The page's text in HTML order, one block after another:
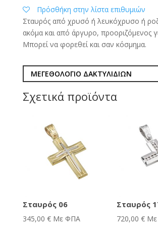
Πρόσθήκη στην λίστα επιθυμιών
Σταυρός από χρυσό ή λευκόχρυσο ή
ακόμα και από άργυρο, προοριζόμενος
Μπορεί να φορεθεί και σαν κόσμημα.
ΜΕΓΕΘΟΛΟΓΙΟ ΔΑΚΤΥΛΙΔΙΩΝ
Σχετικά προϊόντα
Σταυρός 06
345,00 € Με ΦΠΑ
Σταυρός
720,00€